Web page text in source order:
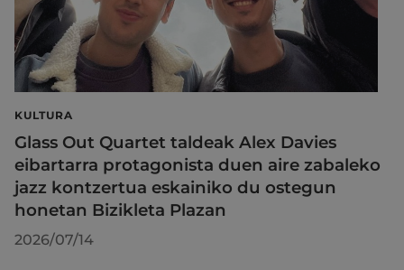
KULTURA
Glass Out Quartet taldeak Alex Davies
eibartarra protagonista duen aire zabaleko
jazz kontzertua eskainiko du ostegun
honetan Bizikleta Plazan
2026/07/14